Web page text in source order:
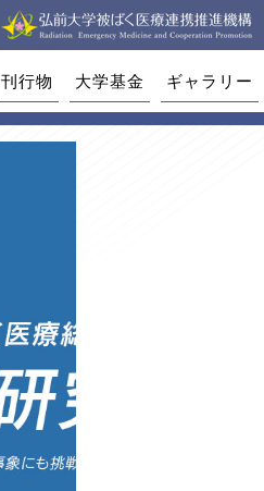
刊行物 大学基金 ギャラリー